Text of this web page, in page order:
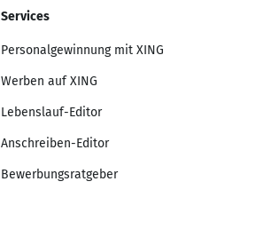
Services
Personalgewinnung mit XING
Werben auf XING
Lebenslauf-Editor
Anschreiben-Editor
Bewerbungsratgeber